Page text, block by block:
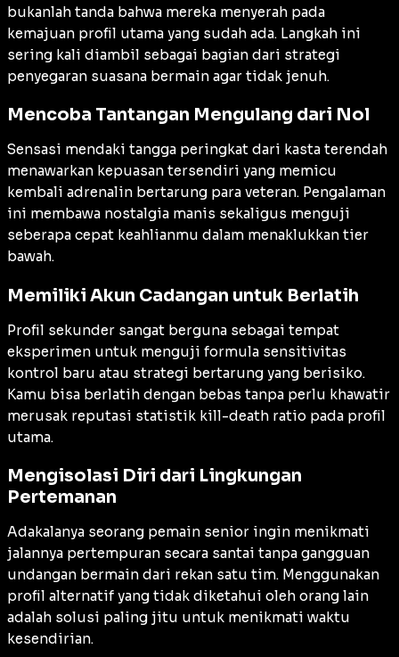
bukanlah tanda bahwa mereka menyerah pada
kemajuan profil utama yang sudah ada. Langkah ini
sering kali diambil sebagai bagian dari strategi
penyegaran suasana bermain agar tidak jenuh.
Mencoba Tantangan Mengulang dari Nol
Sensasi mendaki tangga peringkat dari kasta terendah
menawarkan kepuasan tersendiri yang memicu
kembali adrenalin bertarung para veteran. Pengalaman
ini membawa nostalgia manis sekaligus menguji
seberapa cepat keahlianmu dalam menaklukkan tier
bawah.
Memiliki Akun Cadangan untuk Berlatih
Profil sekunder sangat berguna sebagai tempat
eksperimen untuk menguji formula sensitivitas
kontrol baru atau strategi bertarung yang berisiko.
Kamu bisa berlatih dengan bebas tanpa perlu khawatir
merusak reputasi statistik kill-death ratio pada profil
utama.
Mengisolasi Diri dari Lingkungan
Pertemanan
Adakalanya seorang pemain senior ingin menikmati
jalannya pertempuran secara santai tanpa gangguan
undangan bermain dari rekan satu tim. Menggunakan
profil alternatif yang tidak diketahui oleh orang lain
adalah solusi paling jitu untuk menikmati waktu
kesendirian.